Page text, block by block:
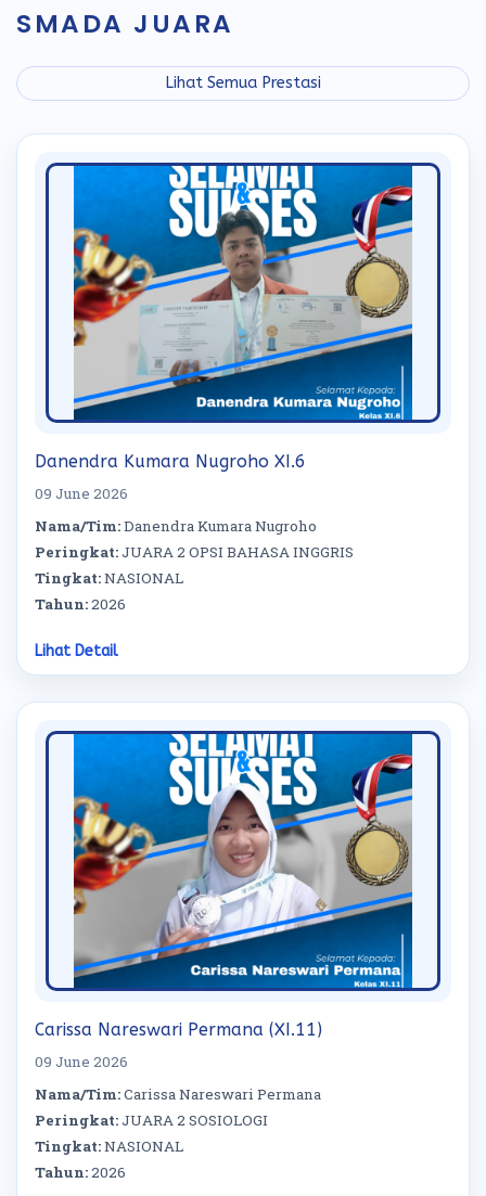
SMADA JUARA
Lihat Semua Prestasi
Danendra Kumara Nugroho XI.6
09 June 2026
Nama/Tim:Danendra Kumara Nugroho
Peringkat:JUARA 2 OPSI BAHASA INGGRIS
Tingkat:NASIONAL
Tahun:2026
Lihat Detail
Carissa Nareswari Permana (XI.11)
09 June 2026
Nama/Tim:Carissa Nareswari Permana
Peringkat:JUARA 2 SOSIOLOGI
Tingkat:NASIONAL
Tahun:2026